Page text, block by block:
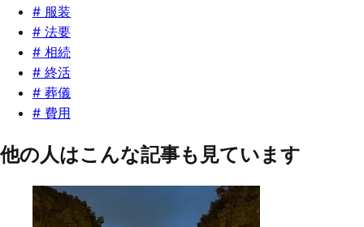
# 服装
# 法要
# 相続
# 終活
# 葬儀
# 費用
他の人はこんな記事も見ています